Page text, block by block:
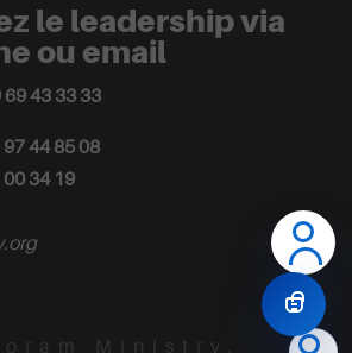
le leadership via
ou email
69 43 33 33
97 44 85 08
00 34 19
Ministry,